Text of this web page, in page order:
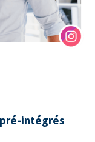
intégrés